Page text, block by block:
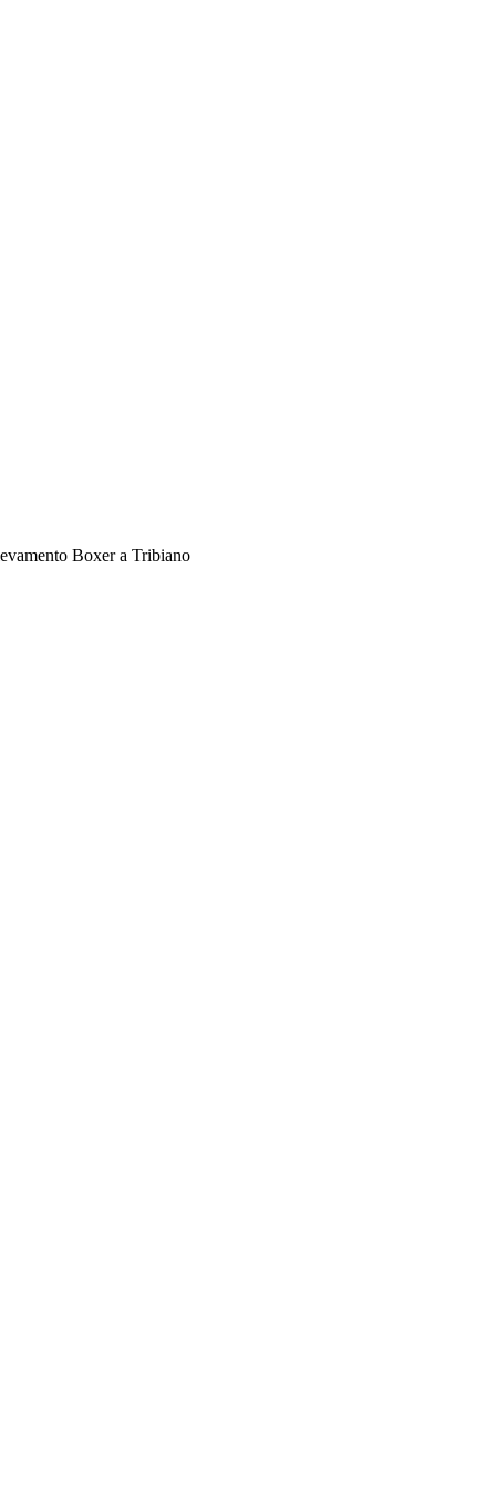
Boxer a Tribiano